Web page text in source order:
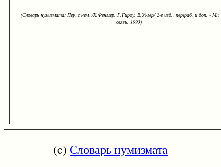
(Словарь нумизмата: Пер. с нем. /Х.Фенглер, Г.Гироу, В.Унгер/ 2-е изд., перераб. и доп. - М.:
связь, 1993)
(c) Словарь нумизмата